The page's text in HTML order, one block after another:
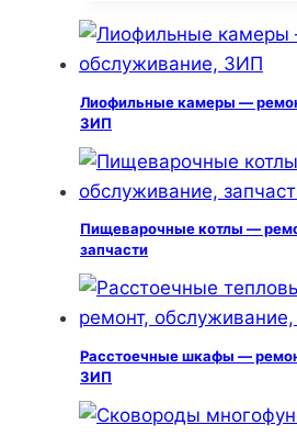
Лиофильные камеры —
ЗИП
Пищеварочные котлы —
запчасти
Расстоечные шкафы —
ЗИП